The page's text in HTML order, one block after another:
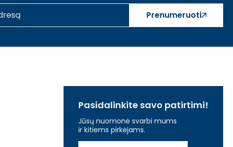
Prenumeruoti
Pasidalinkite savo patirtimi!
Jūsų nuomonė svarbi mums
ir kitiems pirkėjams.